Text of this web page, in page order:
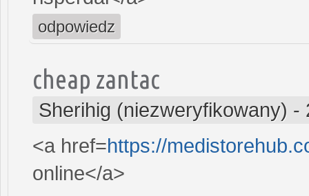
odpowiedz
cheap zantac
Sherihig (niezweryfikowany) -
<a href=https://
online</a>